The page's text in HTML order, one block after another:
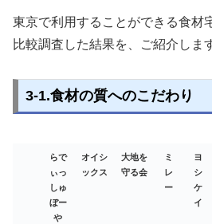
東京で利用することができる食材
比較調査した結果を、ご紹介しま
3-1.食材の質へのこだわり
らで
ぃっ
しゅ
ぼー
や
オイシ
ックス
大地を
守る会
ミ
レ
ー
ヨ
シ
ケ
イ